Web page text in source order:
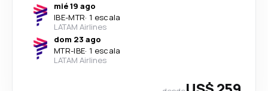
mié 19 ago
IBE-MTR· 1 escala
LATAM Airlines
dom 23 ago
MTR-IBE· 1 escala
LATAM Airlines